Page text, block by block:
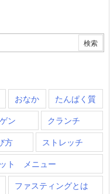
おなか
たんぱく質
ン
クランチ
方
ストレッチ
ト メニュー
ファスティングとは